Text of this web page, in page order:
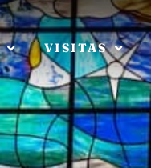
VISITAS